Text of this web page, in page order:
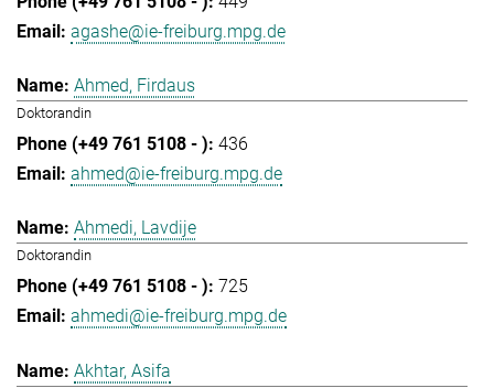
agashe@ie-freiburg.mpg.de
Ahmed, Firdaus
Doktorandin
436
ahmed@ie-freiburg.mpg.de
Ahmedi, Lavdije
Doktorandin
725
ahmedi@ie-freiburg.mpg.de
Akhtar, Asifa